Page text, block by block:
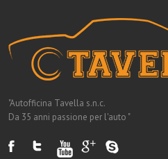
"Autofficina Tavella s.n.c.
Da 35 anni passione per l'auto "